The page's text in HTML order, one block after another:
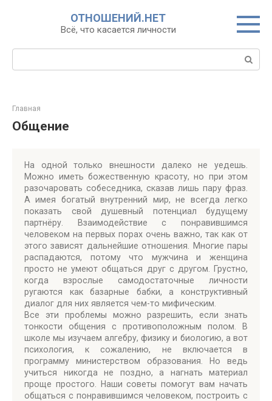
ОТНОШЕНИЙ.НЕТ
Всё, что касается личности
Поиск:
Главная
Общение
На одной только внешности далеко не уедешь.
Можно иметь божественную красоту, но при этом
разочаровать собеседника, сказав лишь пару фраз.
А имея богатый внутренний мир, не всегда легко
показать свой душевный потенциал будущему
партнёру. Взаимодействие с понравившимся
человеком на первых порах очень важно, так как от
этого зависят дальнейшие отношения. Многие пары
распадаются, потому что мужчина и женщина
просто не умеют общаться друг с другом. Грустно,
когда взрослые самодостаточные личности
ругаются как базарные бабки, а конструктивный
диалог для них является чем-то мифическим.
Все эти проблемы можно разрешить, если знать
тонкости общения с противоположным полом. В
школе мы изучаем алгебру, физику и биологию, а вот
психология, к сожалению, не включается в
программу министерством образования. Но ведь
учиться никогда не поздно, а нагнать материал
проще простого. Наши советы помогут вам начать
общаться с понравившимся человеком, построить с